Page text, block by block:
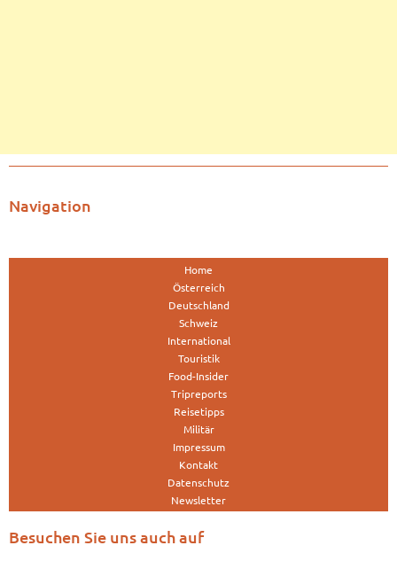
Navigation
Home
Österreich
Deutschland
Schweiz
International
Touristik
Food-Insider
Tripreports
Reisetipps
Militär
Impressum
Kontakt
Datenschutz
Newsletter
Besuchen Sie uns auch auf